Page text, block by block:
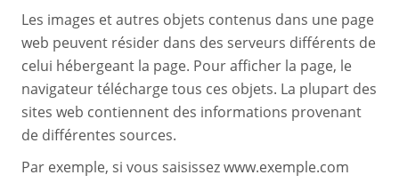
Les images et autres objets contenus dans une page
web peuvent résider dans des serveurs différents de
celui hébergeant la page. Pour afficher la page, le
navigateur télécharge tous ces objets. La plupart des
sites web contiennent des informations provenant
de différentes sources.
Par exemple, si vous saisissez www.exemple.com